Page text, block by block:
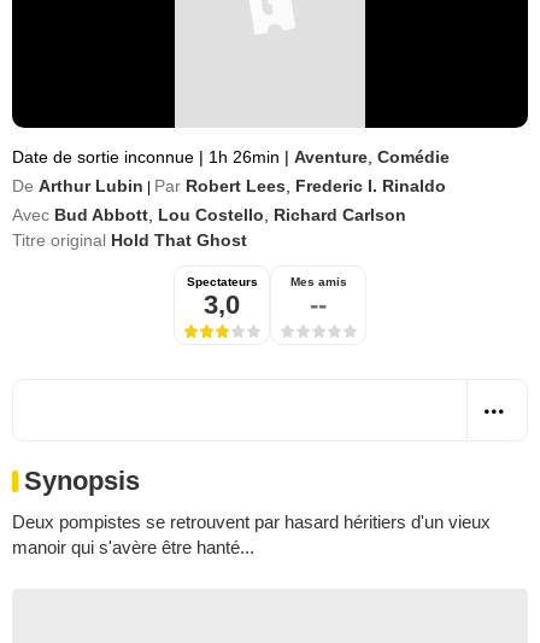
Date de sortie inconnue | 1h 26min | Aventure Comédie
De Arthur Lubin Par Robert Lees
Frederic I. Rinaldo
Avec Bud Abbott Lou Costello
Richard Carlson
Titre original Hold That Ghost
Spectateurs
3,0
Mes amis
--
Synopsis
Deux pompistes se retrouvent par hasard héritiers d'un vieux
manoir qui s'avère être hanté...